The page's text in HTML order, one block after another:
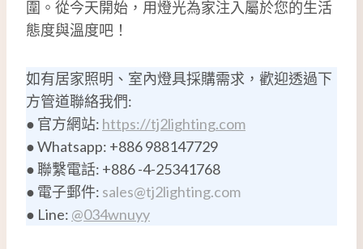
圍。從今天開始，用燈光為家注入屬於您的生活
態度與溫度吧！
如有居家照明、室內燈具採購需求，歡迎透過下
方管道聯絡我們:
● 官方網站: https://tj2lighting.com
● Whatsapp: +886 988147729
● 聯繫電話: +886 -4-25341768
● 電子郵件: sales@tj2lighting.com
● Line: @034wnuyy